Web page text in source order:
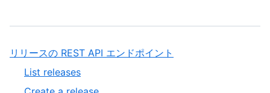
リリースの REST API エンドポイント
List releases